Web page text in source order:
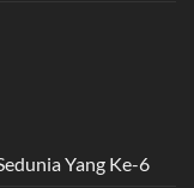
Yang Ke-6